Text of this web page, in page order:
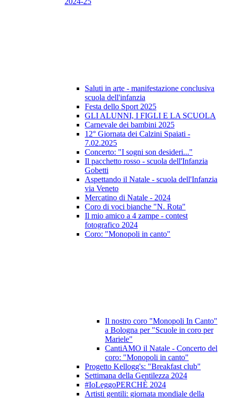
Saluti in arte - manifestazione conclusiva
scuola dell'infanzia
Festa dello Sport 2025
GLI ALUNNI, I FIGLI E LA SCUOLA
Carnevale dei bambini 2025
12° Giornata dei Calzini Spaiati -
7.02.2025
Concerto: "I sogni son desideri..."
Il pacchetto rosso - scuola dell'Infanzia
Gobetti
Aspettando il Natale - scuola dell'Infanzia
via Veneto
Mercatino di Natale - 2024
Coro di voci bianche "N. Rota"
Il mio amico a 4 zampe - contest
fotografico 2024
Coro: "Monopoli in canto"
Il nostro coro "Monopoli In Canto"
a Bologna per "Scuole in coro per
Mariele"
CantiAMO il Natale - Concerto del
coro: "Monopoli in canto"
Progetto Kellogg's: "Breakfast club"
Settimana della Gentilezza 2024
#IoLeggoPERCHÈ 2024
Artisti gentili: giornata mondiale della